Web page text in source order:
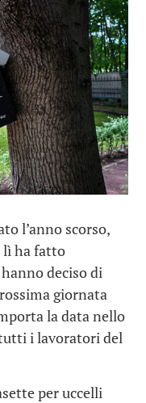
l’anno scorso,
lì ha fatto
deciso di
giornata
la data nello
i lavoratori del
per uccelli